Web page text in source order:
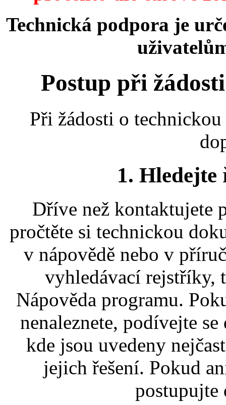
Technická podpora je
Postup při
Při žádosti o
1. Hledejte
Dříve než kontaktujete
pročtěte si technickou
v nápovědě nebo v
vyhledávací rejstříky,
Nápověda programu.
nenaleznete, podívejte
kde jsou uvedeny
jejich řešení. Pokud
postupujte